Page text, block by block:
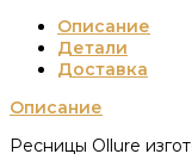
Описание
Детали
Доставка
Описание
Ресницы Ollure